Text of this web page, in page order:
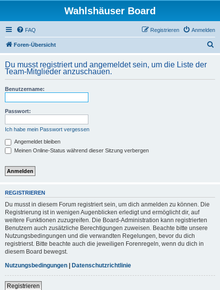
Wahlshäuser Board
FAQ Anmelden
Registrieren
Foren-Übersicht
h
Du musst registriert und angemeldet sein, um die Liste der
Team-Mitglieder anzuschauen.
Benutzername:
Passwort:
Ich habe mein Passwort vergessen
Angemeldet bleiben
Meinen Online-Status während dieser Sitzung verbergen
REGISTRIEREN
Du musst in diesem Forum registriert sein, um dich anmelden zu können. Die
Registrierung ist in wenigen Augenblicken erledigt und ermöglicht dir, auf
weitere Funktionen zuzugreifen. Die Board-Administration kann registrierten
Benutzern auch zusätzliche Berechtigungen zuweisen. Beachte bitte unsere
Nutzungsbedingungen und die verwandten Regelungen, bevor du dich
registrierst. Bitte beachte auch die jeweiligen Forenregeln, wenn du dich in
diesem Board bewegst.
Nutzungsbedingungen | Datenschutzrichtlinie
Registrieren